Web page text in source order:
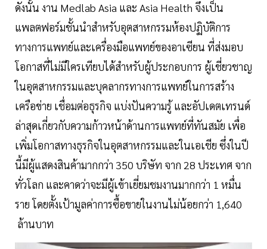
ดังนั้น งาน Medlab Asia และ Asia Health จึงเป็น
แพลตฟอร์มชั้นนำสำหรับอุตสาหกรรมห้องปฏิบัติการ
ทางการแพทย์และเครื่องมือแพทย์ของอาเซียน ที่ส่งมอบ
โอกาสที่ไม่มีใครเทียบได้สำหรับผู้ประกอบการ ผู้เชี่ยวชาญ
ในอุตสาหกรรมและบุคลากรทางการแพทย์ในการสร้าง
เครือข่าย เชื่อมต่อธุรกิจ แบ่งปันความรู้ และอัปเดตเทรนด์
ล่าสุดเกี่ยวกับความก้าวหน้าด้านการแพทย์ที่ทันสมัย เพื่อ
เพิ่มโอกาสทางธุรกิจในอุตสาหกรรมและในเอเชีย ซึ่งในปี
นี้มีผู้แสดงสินค้ามากกว่า 350 บริษัท จาก 28 ประเทศ จาก
ทั่วโลก และคาดว่าจะมีผู้เข้าเยี่ยมชมงานมากกว่า 1 หมื่น
ราย โดยตั้งเป้ามูลค่าการซื้อขายในงานไม่น้อยกว่า 1,640
ล้านบาท